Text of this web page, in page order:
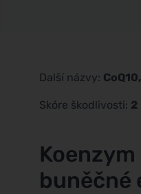
Další názvy:
Skóre škodlivosti: 2
buněčné